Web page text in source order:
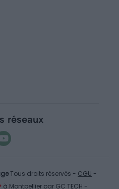
réseaux
Tous droits réservés - CGU -
à Montpellier par GC TECH -